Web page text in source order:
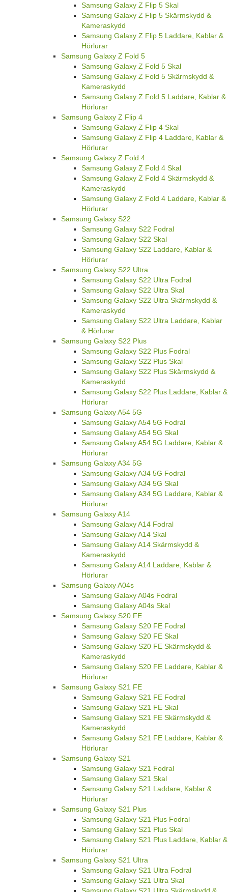
Samsung Galaxy Z Flip 5 Skal
Samsung Galaxy Z Flip 5 Skärmskydd &
Kameraskydd
Samsung Galaxy Z Flip 5 Laddare, Kablar &
Hörlurar
Samsung Galaxy Z Fold 5
Samsung Galaxy Z Fold 5 Skal
Samsung Galaxy Z Fold 5 Skärmskydd &
Kameraskydd
Samsung Galaxy Z Fold 5 Laddare, Kablar &
Hörlurar
Samsung Galaxy Z Flip 4
Samsung Galaxy Z Flip 4 Skal
Samsung Galaxy Z Flip 4 Laddare, Kablar &
Hörlurar
Samsung Galaxy Z Fold 4
Samsung Galaxy Z Fold 4 Skal
Samsung Galaxy Z Fold 4 Skärmskydd &
Kameraskydd
Samsung Galaxy Z Fold 4 Laddare, Kablar &
Hörlurar
Samsung Galaxy S22
Samsung Galaxy S22 Fodral
Samsung Galaxy S22 Skal
Samsung Galaxy S22 Laddare, Kablar &
Hörlurar
Samsung Galaxy S22 Ultra
Samsung Galaxy S22 Ultra Fodral
Samsung Galaxy S22 Ultra Skal
Samsung Galaxy S22 Ultra Skärmskydd &
Kameraskydd
Samsung Galaxy S22 Ultra Laddare, Kablar
& Hörlurar
Samsung Galaxy S22 Plus
Samsung Galaxy S22 Plus Fodral
Samsung Galaxy S22 Plus Skal
Samsung Galaxy S22 Plus Skärmskydd &
Kameraskydd
Samsung Galaxy S22 Plus Laddare, Kablar &
Hörlurar
Samsung Galaxy A54 5G
Samsung Galaxy A54 5G Fodral
Samsung Galaxy A54 5G Skal
Samsung Galaxy A54 5G Laddare, Kablar &
Hörlurar
Samsung Galaxy A34 5G
Samsung Galaxy A34 5G Fodral
Samsung Galaxy A34 5G Skal
Samsung Galaxy A34 5G Laddare, Kablar &
Hörlurar
Samsung Galaxy A14
Samsung Galaxy A14 Fodral
Samsung Galaxy A14 Skal
Samsung Galaxy A14 Skärmskydd &
Kameraskydd
Samsung Galaxy A14 Laddare, Kablar &
Hörlurar
Samsung Galaxy A04s
Samsung Galaxy A04s Fodral
Samsung Galaxy A04s Skal
Samsung Galaxy S20 FE
Samsung Galaxy S20 FE Fodral
Samsung Galaxy S20 FE Skal
Samsung Galaxy S20 FE Skärmskydd &
Kameraskydd
Samsung Galaxy S20 FE Laddare, Kablar &
Hörlurar
Samsung Galaxy S21 FE
Samsung Galaxy S21 FE Fodral
Samsung Galaxy S21 FE Skal
Samsung Galaxy S21 FE Skärmskydd &
Kameraskydd
Samsung Galaxy S21 FE Laddare, Kablar &
Hörlurar
Samsung Galaxy S21
Samsung Galaxy S21 Fodral
Samsung Galaxy S21 Skal
Samsung Galaxy S21 Laddare, Kablar &
Hörlurar
Samsung Galaxy S21 Plus
Samsung Galaxy S21 Plus Fodral
Samsung Galaxy S21 Plus Skal
Samsung Galaxy S21 Plus Laddare, Kablar &
Hörlurar
Samsung Galaxy S21 Ultra
Samsung Galaxy S21 Ultra Fodral
Samsung Galaxy S21 Ultra Skal